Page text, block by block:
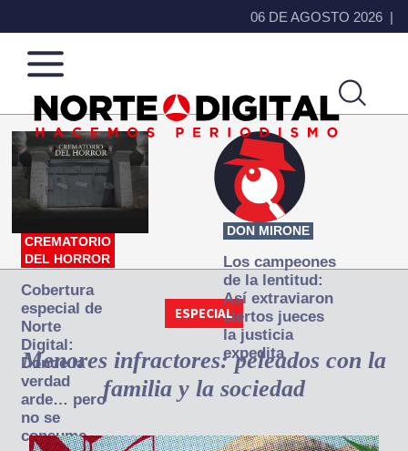
06 DE AGOSTO 2026
Norte
de
Ciudad
Más
que
noticias,
hacemos periodismo
CREMATORIO
DEL HORROR
Cobertura
especial de
Norte
Digital:
Donde la
verdad
arde… pero
no se
consume
DON MIRONE
Los campeones
de la lentitud:
Así extraviaron
ciertos jueces
la justicia
expedita
ESPECIAL
Menores infractores: peleados con la
familia y la sociedad